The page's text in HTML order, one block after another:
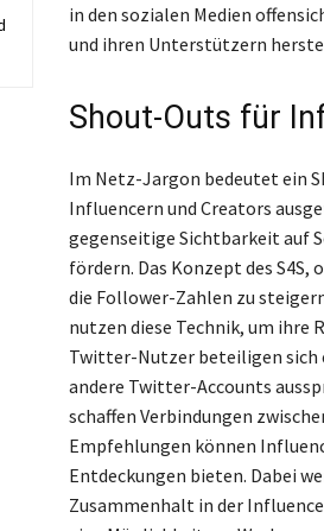
in den sozialen Medien
und ihren Unterstützern
Shout-Outs für
Im Netz-Jargon bedeutet ein
Influencern und Creators
gegenseitige Sichtbarkeit auf
fördern. Das Konzept des
die Follower-Zahlen zu
nutzen diese Technik, um ihre
Twitter-Nutzer beteiligen sich
andere Twitter-Accounts
schaffen Verbindungen
Empfehlungen können
Entdeckungen bieten. Dabei
Zusammenhalt in der